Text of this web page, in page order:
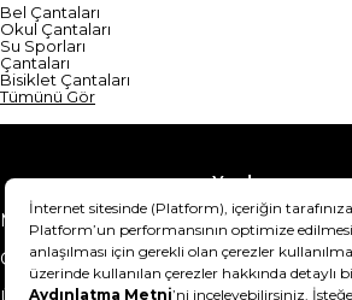
Bel Çantaları
Okul Çantaları
Su Sporları
Çantaları
Bisiklet Çantaları
Tümünü Gör
Yardım
Mesafeli Satış Sözleşmesi
Teslimat
Gizlilik Sözleşmesi
Şartlar &